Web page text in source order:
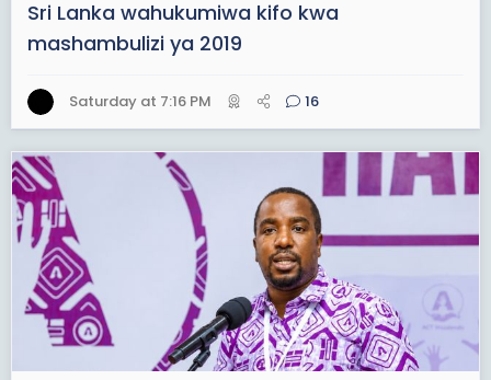
Sri Lanka wahukumiwa kifo kwa
mashambulizi ya 2019
Saturday at 7:16 PM 16